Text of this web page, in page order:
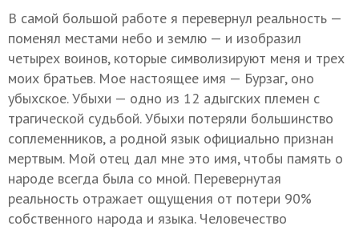
В самой большой работе я перевернул реальность —
поменял местами небо и землю — и изобразил
четырех воинов, которые символизируют меня и трех
моих братьев. Мое настоящее имя — Бурзаг, оно
убыхское. Убыхи — одно из 12 адыгских племен с
трагической судьбой. Убыхи потеряли большинство
соплеменников, а родной язык официально признан
мертвым. Мой отец дал мне это имя, чтобы память о
народе всегда была со мной. Перевернутая
реальность отражает ощущения от потери 90%
собственного народа и языка. Человечество